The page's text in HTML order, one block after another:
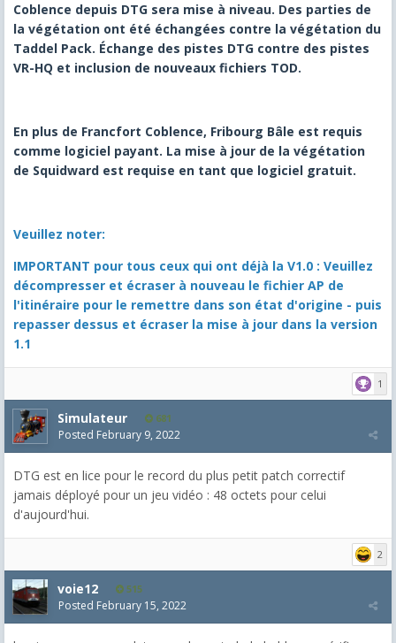
Coblence depuis DTG sera mise à niveau. Des parties de
la végétation ont été échangées contre la végétation du
Taddel Pack. Échange des pistes DTG contre des pistes
VR-HQ et inclusion de nouveaux fichiers TOD.
En plus de Francfort Coblence, Fribourg Bâle est requis
comme logiciel payant. La mise à jour de la végétation
de Squidward est requise en tant que logiciel gratuit.
Veuillez noter:
IMPORTANT pour tous ceux qui ont déjà la V1.0 : Veuillez
décompresser et écraser à nouveau le fichier AP de
l'itinéraire pour le remettre dans son état d'origine - puis
repasser dessus et écraser la mise à jour dans la version
1.1
1
Simulateur 681
Posted February 9, 2022
DTG est en lice pour le record du plus petit patch correctif
jamais déployé pour un jeu vidéo : 48 octets pour celui
d'aujourd'hui.
2
voie12 515
Posted February 15, 2022